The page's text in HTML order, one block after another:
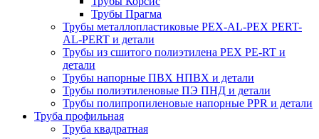
Трубы Прагма
Трубы металлопластиковые PEX-AL-PEX PERT-
AL-PERT и детали
Трубы из сшитого полиэтилена PEX PE-RT и
детали
Трубы напорные ПВХ НПВХ и детали
Трубы полиэтиленовые ПЭ ПНД и детали
Трубы полипропиленовые напорные PPR и детали
Труба профильная
Труба квадратная